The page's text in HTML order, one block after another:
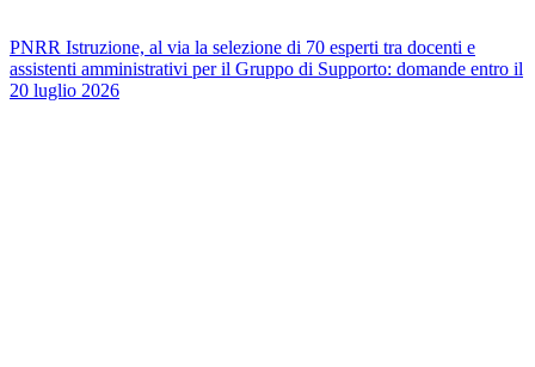
PNRR Istruzione, al via la selezione di 70 esperti tra docenti e
assistenti amministrativi per il Gruppo di Supporto: domande entro il
20 luglio 2026